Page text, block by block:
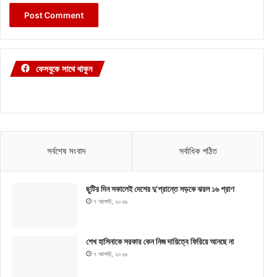
ফেসবুকে সাথে থাকুন
সর্বশেষ সংবাদ সর্বাধিক পঠিত
ছুটির দিন সকালেই দেশের দু’প্রান্তে সড়কে ঝরল ১৬ প্রাণ
৭ আগস্ট, ২০২৬
শেখ হাসিনাকে সরকার কেন নিজ দায়িত্বে ফিরিয়ে আনছে না
৭ আগস্ট, ২০২৬